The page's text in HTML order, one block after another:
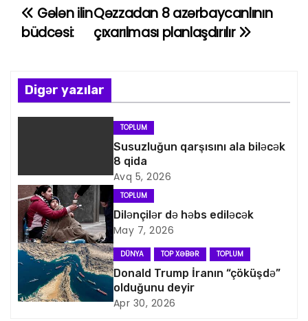
Y
z
ı
v
i
q
a
s
Qəzzadan 8 azərbaycanlının
çıxarılması planlaşdırılır
Gələn ilin
büdcəsi:
Digər yazılar
TOPLUM
Susuzluğun qarşısını ala biləcək
8 qida
Avq 5, 2026
TOPLUM
Dilənçilər də həbs ediləcək
May 7, 2026
DÜNYA TOP XƏBƏR TOPLUM
Donald Trump İranın “çöküşdə”
olduğunu deyir
Apr 30, 2026